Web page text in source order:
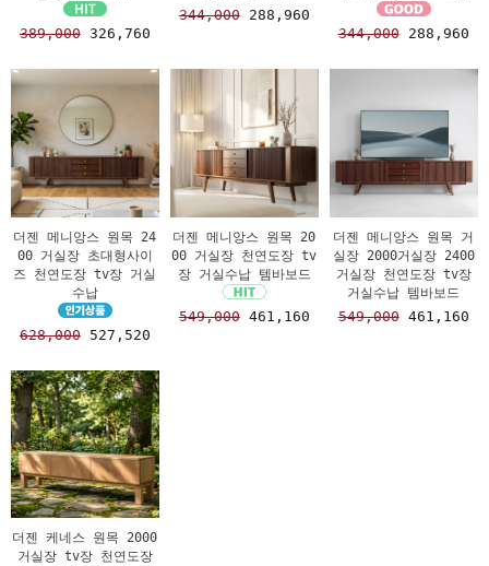
389,000326,760
344,000288,960
344,000288,960
더젠 메니앙스 원목 24
00 거실장 초대형사이
즈 천연도장 tv장 거실
수납
628,000527,520
더젠 메니앙스 원목 20
00 거실장 천연도장 tv
장 거실수납 템바보드
549,000461,160
더젠 메니앙스 원목 거
실장 2000거실장 2400
거실장 천연도장 tv장
거실수납 템바보드
549,000461,160
더젠 케네스 원목 2000
거실장 tv장 천연도장